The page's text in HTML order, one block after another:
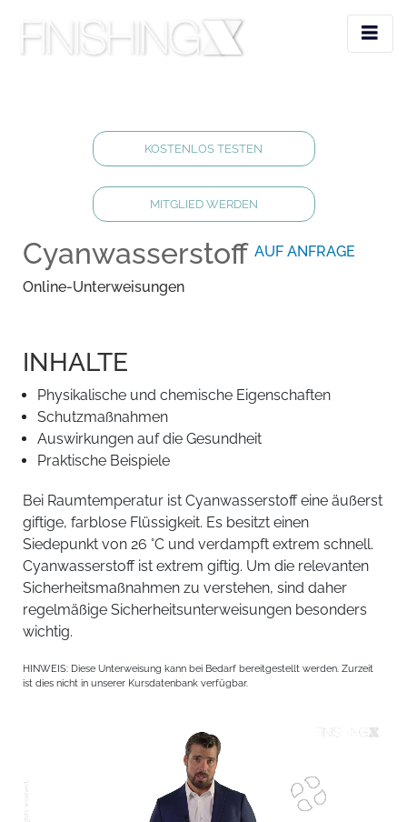
KOSTENLOS TESTEN
MITGLIED WERDEN
Cyanwasserstoff AUF ANFRAGE
Online-Unterweisungen
INHALTE
Physikalische und chemische Eigenschaften
Schutzmaßnahmen
Auswirkungen auf die Gesundheit
Praktische Beispiele
Bei Raumtemperatur ist Cyanwasserstoff eine äußerst
giftige, farblose Flüssigkeit. Es besitzt einen
Siedepunkt von 26 °C und verdampft extrem schnell.
Cyanwasserstoff ist extrem giftig. Um die relevanten
Sicherheitsmaßnahmen zu verstehen, sind daher
regelmäßige Sicherheitsunterweisungen besonders
wichtig.
HINWEIS: Diese Unterweisung kann bei Bedarf bereitgestellt werden. Zurzeit
ist dies nicht in unserer Kursdatenbank verfügbar.